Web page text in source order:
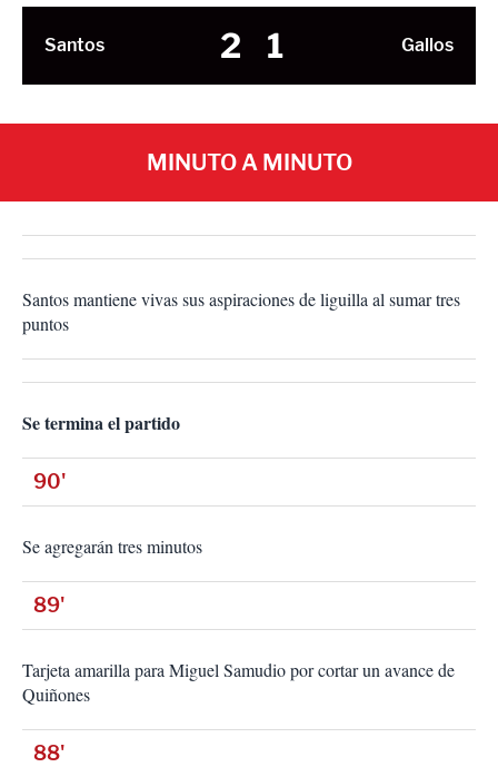
Santos 2 1 Gallos
MINUTO A MINUTO
Santos mantiene vivas sus aspiraciones de liguilla al sumar tres
puntos
Se termina el partido
90'
Se agregarán tres minutos
89'
Tarjeta amarilla para Miguel Samudio por cortar un avance de
Quiñones
88'